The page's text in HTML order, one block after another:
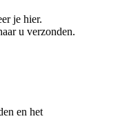
je hier.
u verzonden.
en het